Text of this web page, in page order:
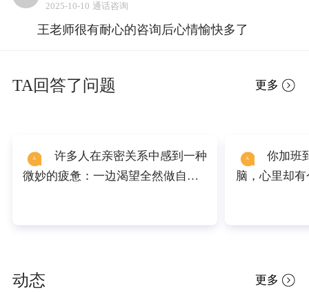
2025-10-10 通话咨询
王老师很有耐心的咨询后心情愉快多了
TA回答了问题 更多
A
微妙的疲惫：一边渴望全然做自
最高质量的亲密关系不是两个“完美
A
脑，心里却
我们呆在熟
动态 更多